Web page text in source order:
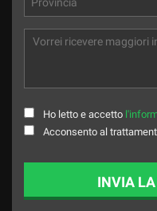
Ho letto e accetto
Acconsento al
INVIA